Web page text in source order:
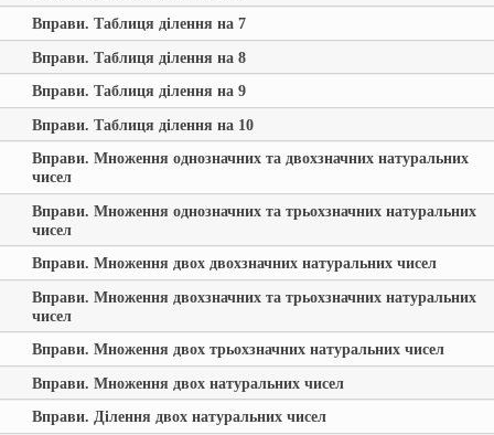
Вправи. Таблиця ділення на 7
Вправи. Таблиця ділення на 8
Вправи. Таблиця ділення на 9
Вправи. Таблиця ділення на 10
Вправи. Множення однозначних та двохзначних натуральних
чисел
Вправи. Множення однозначних та трьохзначних натуральних
чисел
Вправи. Множення двох двохзначних натуральних чисел
Вправи. Множення двохзначних та трьохзначних натуральних
чисел
Вправи. Множення двох трьохзначних натуральних чисел
Вправи. Множення двох натуральних чисел
Вправи. Ділення двох натуральних чисел